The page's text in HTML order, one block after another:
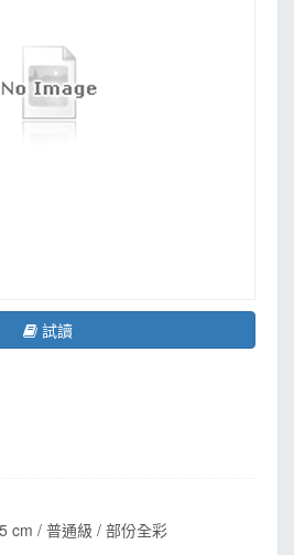
試讀
cm / 普通級 / 部份全彩